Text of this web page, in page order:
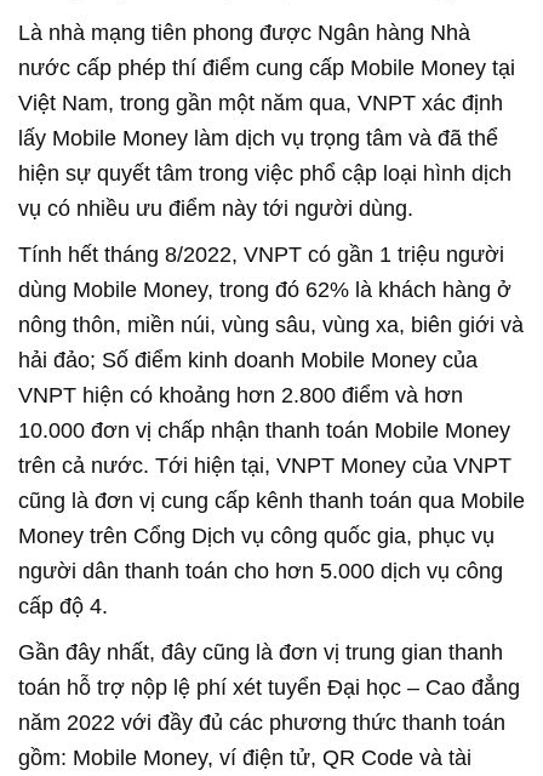
Là nhà mạng tiên phong được Ngân hàng Nhà
nước cấp phép thí điểm cung cấp Mobile Money tại
Việt Nam, trong gần một năm qua, VNPT xác định
lấy Mobile Money làm dịch vụ trọng tâm và đã thể
hiện sự quyết tâm trong việc phổ cập loại hình dịch
vụ có nhiều ưu điểm này tới người dùng.
Tính hết tháng 8/2022, VNPT có gần 1 triệu người
dùng Mobile Money, trong đó 62% là khách hàng ở
nông thôn, miền núi, vùng sâu, vùng xa, biên giới và
hải đảo; Số điểm kinh doanh Mobile Money của
VNPT hiện có khoảng hơn 2.800 điểm và hơn
10.000 đơn vị chấp nhận thanh toán Mobile Money
trên cả nước. Tới hiện tại, VNPT Money của VNPT
cũng là đơn vị cung cấp kênh thanh toán qua Mobile
Money trên Cổng Dịch vụ công quốc gia, phục vụ
người dân thanh toán cho hơn 5.000 dịch vụ công
cấp độ 4.
Gần đây nhất, đây cũng là đơn vị trung gian thanh
toán hỗ trợ nộp lệ phí xét tuyển Đại học – Cao đẳng
năm 2022 với đầy đủ các phương thức thanh toán
gồm: Mobile Money, ví điện tử, QR Code và tài